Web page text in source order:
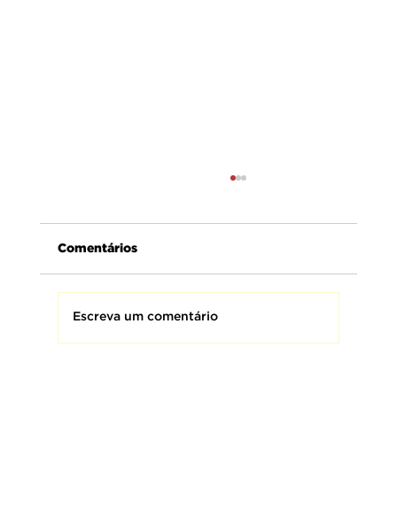
Comentários
Escreva um comentário